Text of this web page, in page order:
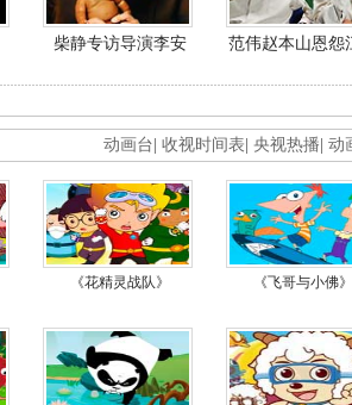
柴静专访导演李安 范伟赵本山恩怨
动画台 收视时间表 央视热播 动
《花精灵战队》 《飞哥与小佛》